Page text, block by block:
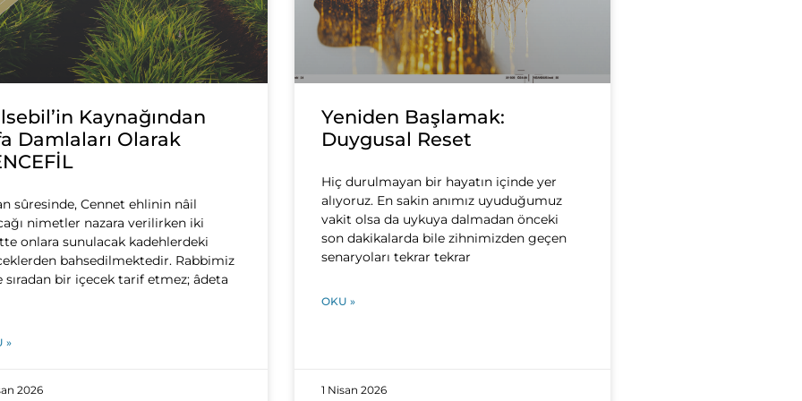
Kaynağından
Damlaları Olarak
sûresinde, Cennet ehlinin nâil
nimetler nazara verilirken iki
onlara sunulacak kadehlerdeki
bahsedilmektedir. Rabbimiz
sıradan bir içecek tarif etmez; âdeta
»
2026
Yeniden Başlamak:
Duygusal Reset
Hiç durulmayan bir hayatın içinde yer
alıyoruz. En sakin anımız uyuduğumuz
vakit olsa da uykuya dalmadan önceki
son dakikalarda bile zihnimizden geçen
senaryoları tekrar tekrar
OKU »
1 Nisan 2026